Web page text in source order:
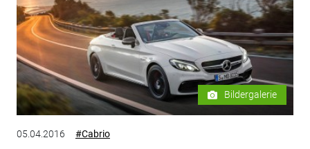
Bildergalerie
05.04.2016 #Cabrio